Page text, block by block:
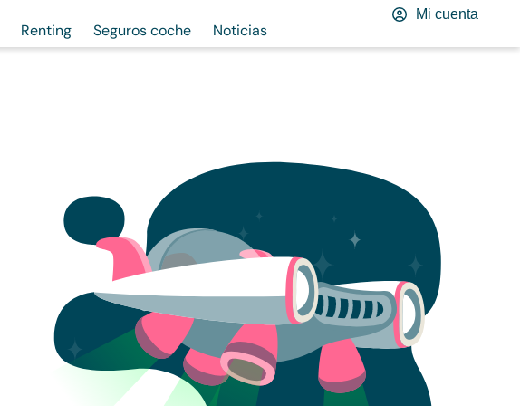
Renting Seguros coche Noticias
Mi cuenta